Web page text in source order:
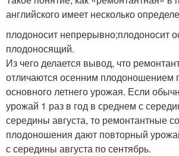
английского имеет несколько
плодоносит непрерывно;плодоносит
плодоносящий.
Из чего делается вывод, что
отличаются осенним плодоношением
основного летнего урожая. Если
урожай 1 раз в год в среднем с
середины августа, то ремонтантные
плодоношения дают повторный
с середины августа по сентябрь.